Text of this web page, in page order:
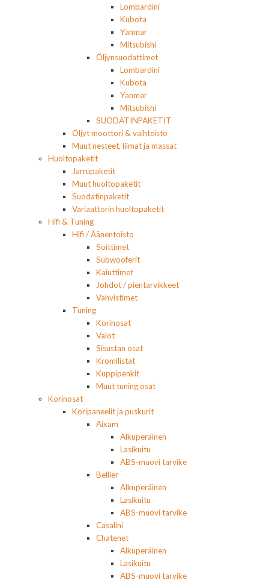
Lombardini
Kubota
Yanmar
Mitsubishi
Öljynsuodattimet
Lombardini
Kubota
Yanmar
Mitsubishi
SUODATINPAKETIT
Öljyt moottori & vaihteisto
Muut nesteet, liimat ja massat
Huoltopaketit
Jarrupaketit
Muut huoltopaketit
Suodatinpaketit
Variaattorin huoltopaketit
Hifi & Tuning
Hifi / Äänentoisto
Soittimet
Subwooferit
Kaiuttimet
Johdot / pientarvikkeet
Vahvistimet
Tuning
Korinosat
Valot
Sisustan osat
Kromilistat
Kuppipenkit
Muut tuning osat
Korinosat
Koripaneelit ja puskurit
Aixam
Alkuperäinen
Lasikuitu
ABS-muovi tarvike
Bellier
Alkuperäinen
Lasikuitu
ABS-muovi tarvike
Casalini
Chatenet
Alkuperäinen
Lasikuitu
ABS-muovi tarvike